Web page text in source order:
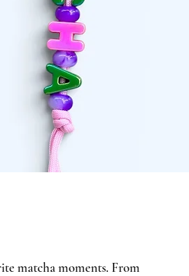
matcha moments. From